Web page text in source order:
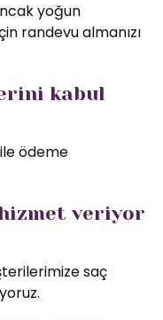
yoğun
randevu almanızı
kabul
ödeme
veriyor
saç